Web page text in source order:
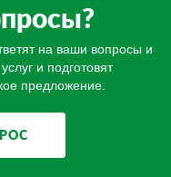
на ваши вопросы и
и подготовят
предложение.